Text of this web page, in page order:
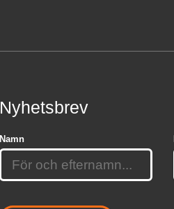
Nyhetsbrev
Namn